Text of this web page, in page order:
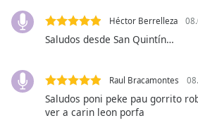
Background
Color
Héctor Berrelleza
Saludos desde San Quintín…
Raul Bracamontes
Saludos poni peke pau gorrito
ver a carin leon porfa